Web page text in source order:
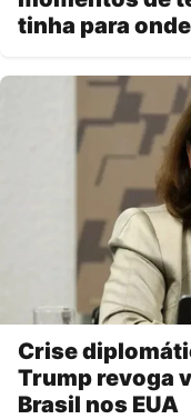
tinha para
Crise
Trump revoga
Brasil nos EUA